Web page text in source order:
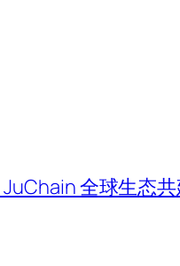
全球生态